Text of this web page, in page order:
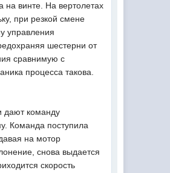
на винте. На вертолетах
при резкой смене
управления
шестерни от
сравнимую с
процесса такова.
дают команду
Команда поступила
на мотор
снова выдается
скорость